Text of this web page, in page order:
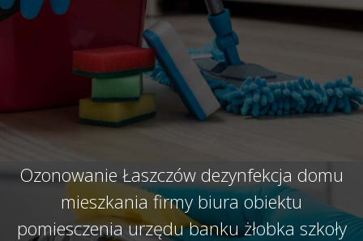
Ozonowanie Łaszczów dezynfekcja domu
mieszkania firmy biura obiektu
pomiesczenia urzędu banku żłobka szkoły